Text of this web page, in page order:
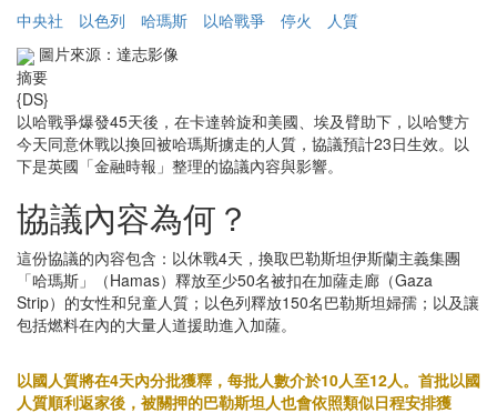
中央社
以色列 哈瑪斯 以哈戰爭 停火
人質
圖片來源：達志影像
摘要
{DS}
以哈戰爭爆發45天後，在卡達斡旋和美國、埃及臂助下，以哈雙方
今天同意休戰以換回被哈瑪斯擄走的人質，協議預計23日生效。以
下是英國「金融時報」整理的協議內容與影響。
協議內容為何？
這份協議的內容包含：以休戰4天，換取巴勒斯坦伊斯蘭主義集團
「哈瑪斯」（Hamas）釋放至少50名被扣在加薩走廊（Gaza
Strip）的女性和兒童人質；以色列釋放150名巴勒斯坦婦孺；以及讓
包括燃料在內的大量人道援助進入加薩。
以國人質將在4天內分批獲釋，每批人數介於10人至12人。首批以國
人質順利返家後，被關押的巴勒斯坦人也會依照類似日程安排獲